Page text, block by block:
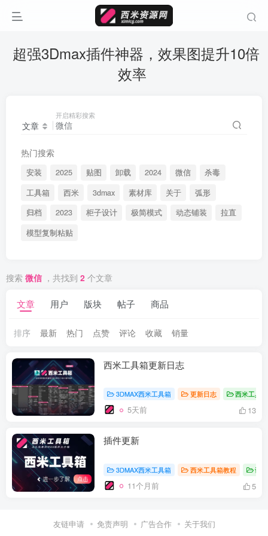
超强3Dmax插件神器，效果图提升10倍
效率
文章
开启精彩搜索
热门搜索
安装 2025 贴图 卸载 2024 微信
杀毒
工具箱
西米 3dmax 素材库 关于
弧形
归档
2023 柜子设计 极简模式 动态铺装
拉直
模型复制粘贴
搜索 微信 ，共找到 2 个文章
文章 用户 版块 帖子 商品
排序 最新 热门 点赞 评论 收藏 销量
西米工具箱更新日志
3DMAX西米工具箱 更新日志 西米工具
5天前 13
插件更新
3DMAX西米工具箱 西米工具箱教程 设置
11个月前 5
友链申请 免责声明 广告合作 关于我们